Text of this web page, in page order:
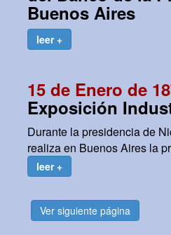
Buenos Aires
leer +
15 de Enero de
Exposición
Durante la presidencia de
realiza en Buenos Aires la
leer +
Ver siguiente página